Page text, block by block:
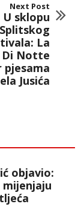
Next Post
U sklopu
Splitskog
La
Di Notte
pjesama
Jusića
objavio: